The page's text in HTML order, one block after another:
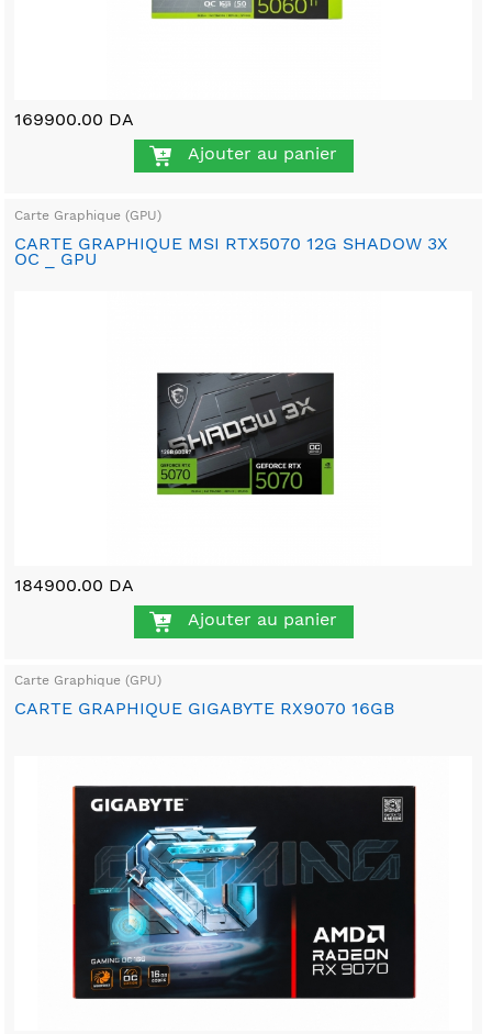
169900.00 DA
Ajouter au panier
Carte Graphique (GPU)
CARTE GRAPHIQUE MSI RTX5070 12G SHADOW 3X
OC _ GPU
184900.00 DA
Ajouter au panier
Carte Graphique (GPU)
CARTE GRAPHIQUE GIGABYTE RX9070 16GB